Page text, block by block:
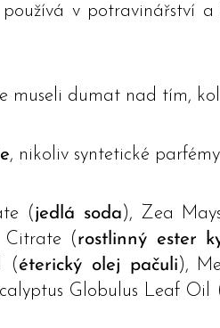
v potravinářství a
museli dumat nad tím,
, nikoliv syntetické parfémy
(jedlá soda), Zea
Citrate (rostlinný ester
(éterický olej pačuli),
Globulus Leaf Oil